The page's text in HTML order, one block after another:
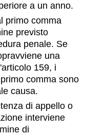
a un anno.
primo comma
previsto
penale. Se
una
159, i
comma sono
causa.
di appello o
interviene
di